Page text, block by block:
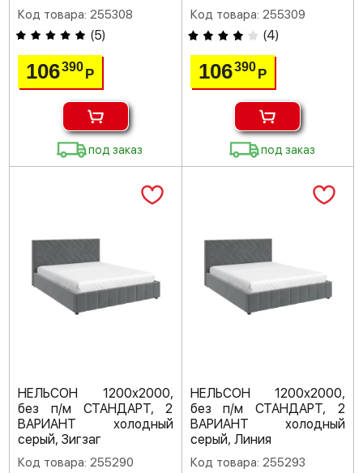
Код товара: 255308
(5)
106390Р
под заказ
Код товара: 255309
(4)
106390 Р
под заказ
НЕЛЬСОН 1200х2000,
без п/м СТАНДАРТ, 2
ВАРИАНТ холодный
серый, Зигзаг
Код товара: 255290
НЕЛЬСОН 1200х2000,
без п/м СТАНДАРТ, 2
ВАРИАНТ холодный
серый, Линия
Код товара: 255293